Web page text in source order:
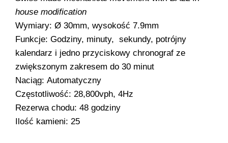
house modification
Wymiary: Ø 30mm, wysokość 7.9mm
Funkcje: Godziny, minuty, sekundy, potrójny
kalendarz i jedno przyciskowy chronograf ze
zwiększonym zakresem do 30 minut
Naciąg: Automatyczny
Częstotliwość: 28,800vph, 4Hz
Rezerwa chodu: 48 godziny
Ilość kamieni: 25